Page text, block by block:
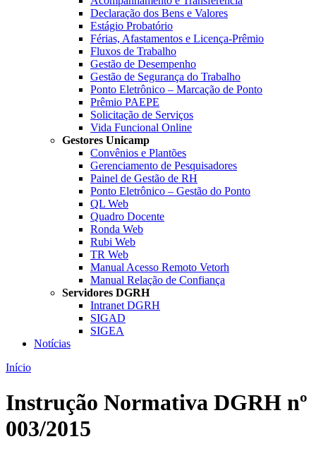
Declaração dos Bens e Valores
Estágio Probatório
Férias, Afastamentos e Licença-Prêmio
Fluxos de Trabalho
Gestão de Desempenho
Gestão de Segurança do Trabalho
Ponto Eletrônico – Marcação de Ponto
Prêmio PAEPE
Solicitação de Serviços
Vida Funcional Online
Gestores Unicamp
Convênios e Plantões
Gerenciamento de Pesquisadores
Painel de Gestão de RH
Ponto Eletrônico – Gestão do Ponto
QL Web
Quadro Docente
Ronda Web
Rubi Web
TR Web
Manual Acesso Remoto Vetorh
Manual Relação de Confiança
Servidores DGRH
Intranet DGRH
SIGAD
SIGEA
Notícias
Início
Instrução Normativa DGRH nº
003/2015